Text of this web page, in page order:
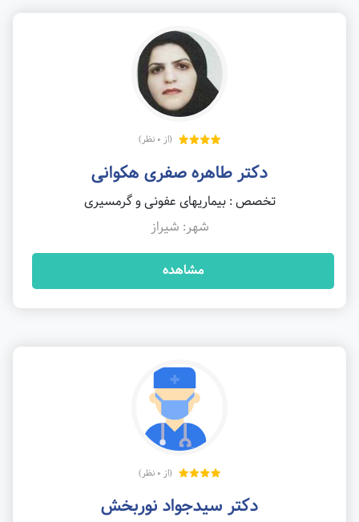
(از 0 نظر)
دکتر طاهره صفری هکوانی
تخصص : بیماریهای عفونی و گرمسیری
شهر: شیراز
مشاهده
(از 0 نظر)
دکتر سیدجواد نوربخش